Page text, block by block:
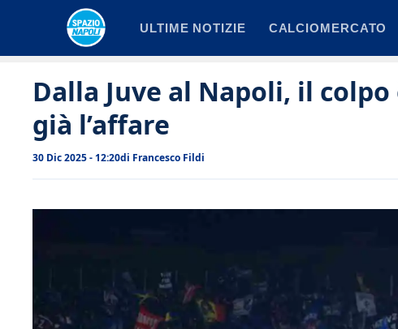
ULTIME NOTIZIE CALCIOMERCATO
Dalla Juve al Napoli, il
già l’affare
30 Dic 2025 - 12:20di Francesco Fildi